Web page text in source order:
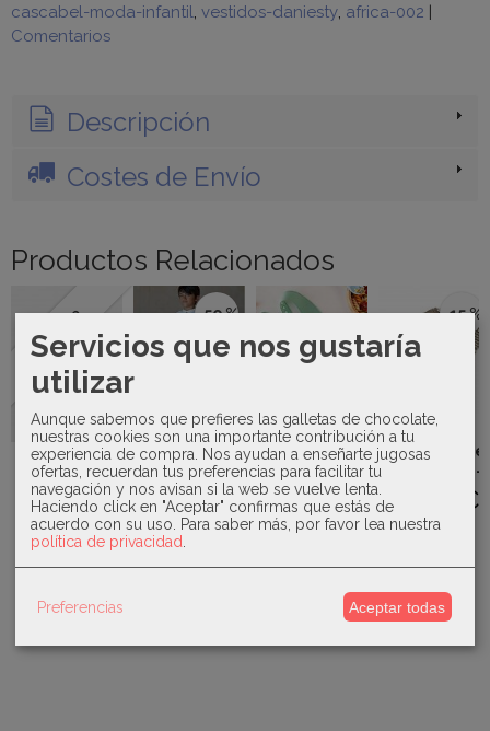
cascabel-moda-infantil vestidos-daniesty africa-002 |
Comentarios
Descripción
Costes de Envío
Productos Relacionados
Agotado
Mayoral -
Cambiador
19237
23,00 €
-50 %
Blanca
Valiente -
Conjunto
niño lino...
38,00 €
76,00 €
Kiokids -
Babero
silicona oso
verde...
8,00 €
-15 %
Juliana -
Conjunto de
2 piezas de...
25,42 €
29,90 €
Servicios que nos gustaría
utilizar
Aunque sabemos que prefieres las galletas de chocolate,
nuestras cookies son una importante contribución a tu
experiencia de compra. Nos ayudan a enseñarte jugosas
ofertas, recuerdan tus preferencias para facilitar tu
navegación y nos avisan si la web se vuelve lenta.
Haciendo click en "Aceptar" confirmas que estás de
acuerdo con su uso.
Para saber más, por favor lea nuestra
política de privacidad
Preferencias Aceptar todas